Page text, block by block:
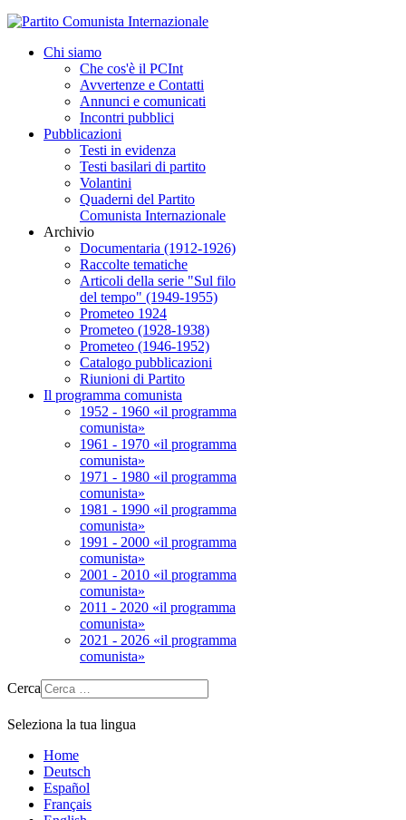
Chi siamo
Che cos'è il PCInt
Avvertenze e Contatti
Annunci e comunicati
Incontri pubblici
Pubblicazioni
Testi in evidenza
Testi basilari di partito
Volantini
Quaderni del Partito
Comunista Internazionale
Archivio
Documentaria (1912-1926)
Raccolte tematiche
Articoli della serie "Sul filo
del tempo" (1949-1955)
Prometeo 1924
Prometeo (1928-1938)
Prometeo (1946-1952)
Catalogo pubblicazioni
Riunioni di Partito
Il programma comunista
1952 - 1960 «il programma
comunista»
1961 - 1970 «il programma
comunista»
1971 - 1980 «il programma
comunista»
1981 - 1990 «il programma
comunista»
1991 - 2000 «il programma
comunista»
2001 - 2010 «il programma
comunista»
2011 - 2020 «il programma
comunista»
2021 - 2026 «il programma
comunista»
Cerca
Seleziona la tua lingua
Home
Deutsch
Español
Français